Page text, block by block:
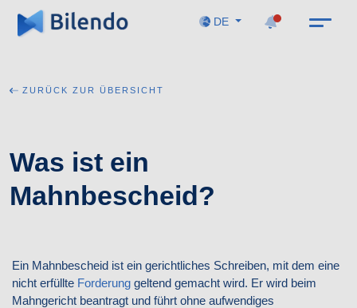
DE
ZURÜCK ZUR ÜBERSICHT
Was ist ein
Mahnbescheid?
Ein Mahnbescheid ist ein gerichtliches Schreiben, mit dem eine
nicht erfüllte Forderung geltend gemacht wird. Er wird beim
Mahngericht beantragt und führt ohne aufwendiges